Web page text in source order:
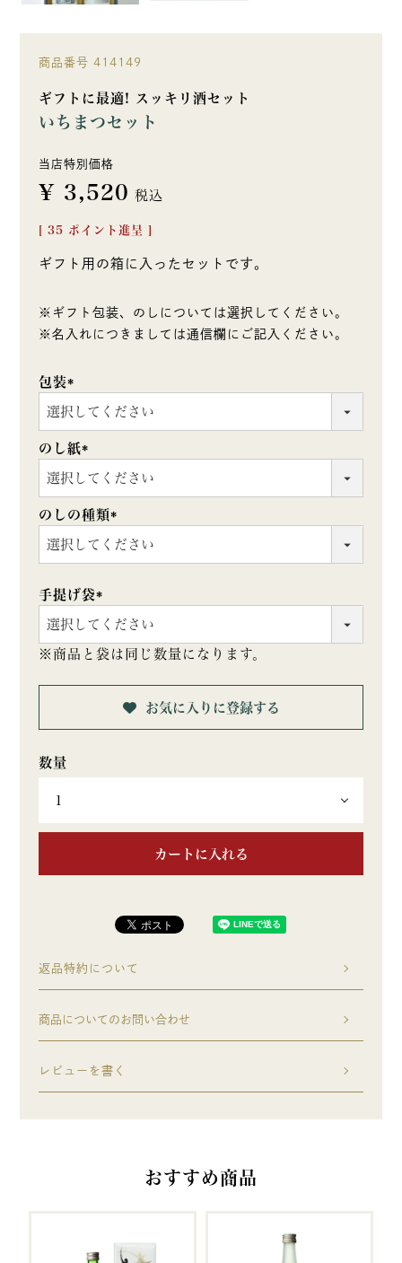
商品番号 414149
ギフトに最適! スッキリ酒セット
いちまつセット
当店特別価格
¥ 3,520 税込
35 ポイント進呈 ]
ギフト用の箱に入ったセットです。
※ギフト包装、のしについては選択してください。
※名入れにつきましては通信欄にご記入ください。
包装
(必
須)
のし紙
(必
須)
のしの種類
(必
須)
手提げ袋
(必
須)
※商品と袋は同じ数量になります。
お気に入りに登録する
カートに入れる
返品特約について
商品についてのお問い合わせ
レビューを書く
おすすめ商品